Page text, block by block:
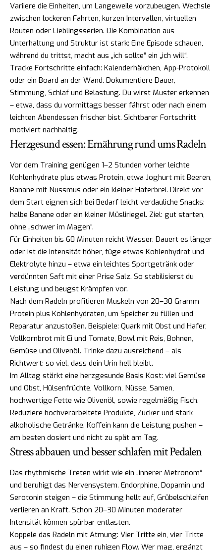
Variiere die Einheiten, um Langeweile vorzubeugen. Wechsle
zwischen lockeren Fahrten, kurzen Intervallen, virtuellen
Routen oder Lieblingsserien. Die Kombination aus
Unterhaltung und Struktur ist stark: Eine Episode schauen,
während du trittst, macht aus „ich sollte“ ein „ich will“.
Tracke Fortschritte einfach: Kalenderhäkchen, App-Protokoll
oder ein Board an der Wand. Dokumentiere Dauer,
Stimmung, Schlaf und Belastung. Du wirst Muster erkennen
– etwa, dass du vormittags besser fährst oder nach einem
leichten Abendessen frischer bist. Sichtbarer Fortschritt
motiviert nachhaltig.
Herzgesund essen: Ernährung rund ums Radeln
Vor dem Training genügen 1–2 Stunden vorher leichte
Kohlenhydrate plus etwas Protein, etwa Joghurt mit Beeren,
Banane mit Nussmus oder ein kleiner Haferbrei. Direkt vor
dem Start eignen sich bei Bedarf leicht verdauliche Snacks:
halbe Banane oder ein kleiner Müsliriegel. Ziel: gut starten,
ohne „schwer im Magen“.
Für Einheiten bis 60 Minuten reicht Wasser. Dauert es länger
oder ist die Intensität höher, füge etwas Kohlenhydrat und
Elektrolyte hinzu – etwa ein leichtes Sportgetränk oder
verdünnten Saft mit einer Prise Salz. So stabilisierst du
Leistung und beugst Krämpfen vor.
Nach dem Radeln profitieren Muskeln von 20–30 Gramm
Protein plus Kohlenhydraten, um Speicher zu füllen und
Reparatur anzustoßen. Beispiele: Quark mit Obst und Hafer,
Vollkornbrot mit Ei und Tomate, Bowl mit Reis, Bohnen,
Gemüse und Olivenöl. Trinke dazu ausreichend – als
Richtwert: so viel, dass dein Urin hell bleibt.
Im Alltag stärkt eine herzgesunde Basis Kost: viel Gemüse
und Obst, Hülsenfrüchte, Vollkorn, Nüsse, Samen,
hochwertige Fette wie Olivenöl, sowie regelmäßig Fisch.
Reduziere hochverarbeitete Produkte, Zucker und stark
alkoholische Getränke. Koffein kann die Leistung pushen –
am besten dosiert und nicht zu spät am Tag.
Stress abbauen und besser schlafen mit Pedalen
Das rhythmische Treten wirkt wie ein „innerer Metronom“
und beruhigt das Nervensystem. Endorphine, Dopamin und
Serotonin steigen – die Stimmung hellt auf, Grübelschleifen
verlieren an Kraft. Schon 20–30 Minuten moderater
Intensität können spürbar entlasten.
Koppele das Radeln mit Atmung: Vier Tritte ein, vier Tritte
aus – so findest du einen ruhigen Flow. Wer mag, ergänzt